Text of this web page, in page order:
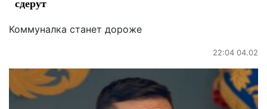
сдерут
Коммуналка станет дороже
22:04 04.02